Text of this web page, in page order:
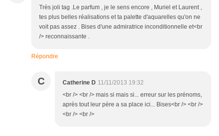
Très joli tag .Le parfum , je le sens encore , Muriel et Laurent ,
tes plus belles réalisations et ta palette d'aquarelles qu'on ne
voit pas assez . Bises d'une admiratrice inconditionnelle et<br
/> reconnaissante .
Répondre
C Catherine D 11/11/2013 19:32
<br /> <br /> mais si mais si... erreur sur les prénoms,
après tout leur père a sa place ici... Bises<br /> <br />
<br /> <br />